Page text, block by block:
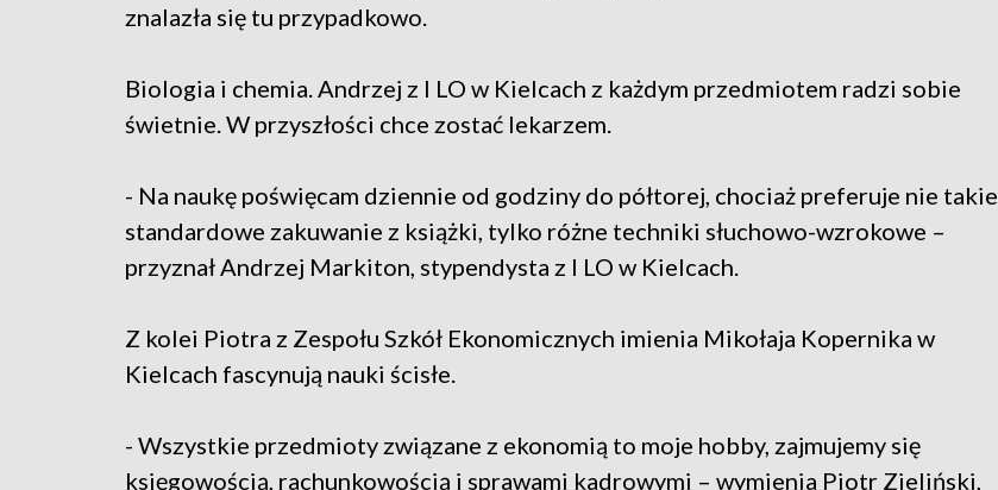
znalazła się tu przypadkowo.
Biologia i chemia. Andrzej z I LO w Kielcach z każdym przedmiotem radzi sobie
świetnie. W przyszłości chce zostać lekarzem.
- Na naukę poświęcam dziennie od godziny do półtorej, chociaż preferuje nie takie
standardowe zakuwanie z książki, tylko różne techniki słuchowo-wzrokowe –
przyznał Andrzej Markiton, stypendysta z I LO w Kielcach.
Z kolei Piotra z Zespołu Szkół Ekonomicznych imienia Mikołaja Kopernika w
Kielcach fascynują nauki ścisłe.
- Wszystkie przedmioty związane z ekonomią to moje hobby, zajmujemy się
księgowością, rachunkowością i sprawami kadrowymi – wymienia Piotr Zieliński,